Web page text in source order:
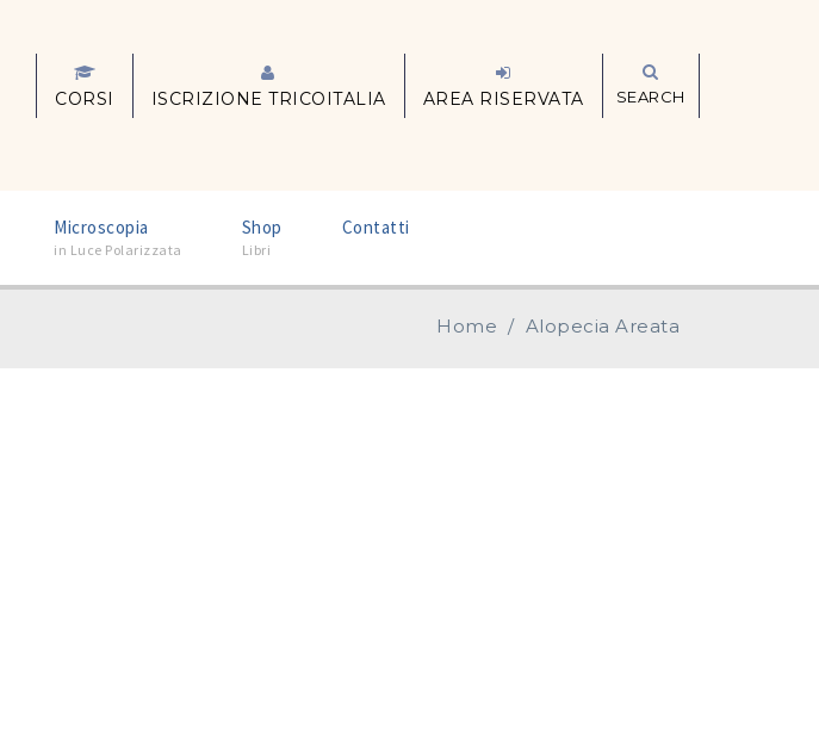
CORSI ISCRIZIONE TRICOITALIA AREA RISERVATA SEARCH
Microscopia
in Luce Polarizzata
Shop
Libri
Contatti
Home / Alopecia Areata